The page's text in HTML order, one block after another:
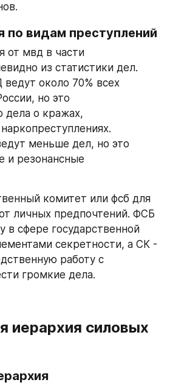
по видам преступлений
от мвд в части
из статистики дел.
около 70% всех
но это
дела о кражах,
меньше дел, но это
и резонансные
комитет или фсб для
личных предпочтений. ФСБ
в сфере государственной
секретности, а СК -
работу с
громкие дела.
иерархия силовых